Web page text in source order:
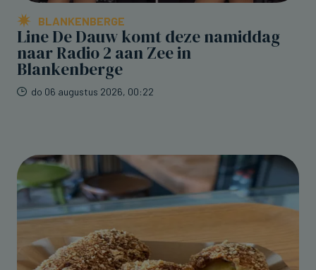
BLANKENBERGE
Line De Dauw komt deze namiddag
naar Radio 2 aan Zee in
Blankenberge
do 06 augustus 2026, 00:22